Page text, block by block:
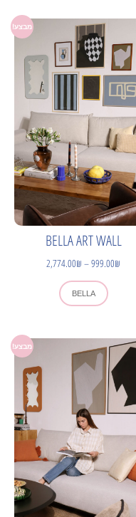
מבצע!
BELLA ART WALL
999.00₪
–
2,774.00₪
BELLA
מבצע!